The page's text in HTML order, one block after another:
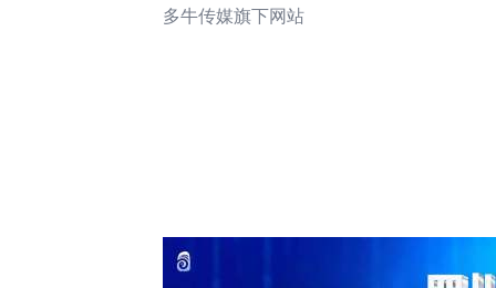
多牛传媒旗下网站